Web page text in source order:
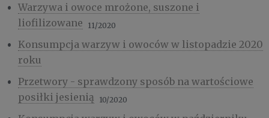
Warzywa i owoce mrożone, suszone i
liofilizowane
11/2020
Konsumpcja warzyw i owoców w listopadzie 2020
roku
Przetwory - sprawdzony sposób na wartościowe
posiłki jesienią
10/2020